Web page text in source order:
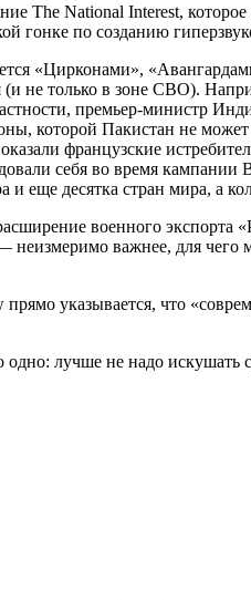
The National Interest,
гонке по созданию
«Цирконами»,
(и не только в зоне СВО).
премьер-министр
которой Пакистан не
французские
себя во время
десятка стран мира, а
военного экспорта
важнее, для
указывается, что
лучше не надо